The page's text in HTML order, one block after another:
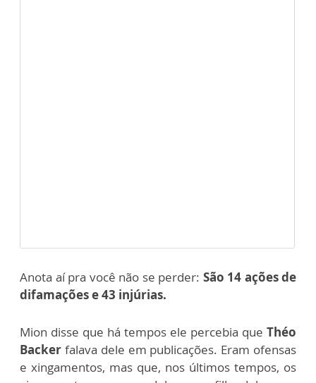
Anota aí pra você não se perder: São 14 ações de
difamações e 43 injúrias.
Mion disse que há tempos ele percebia que Théo
Backer falava dele em publicações. Eram ofensas
e xingamentos, mas que, nos últimos tempos, os